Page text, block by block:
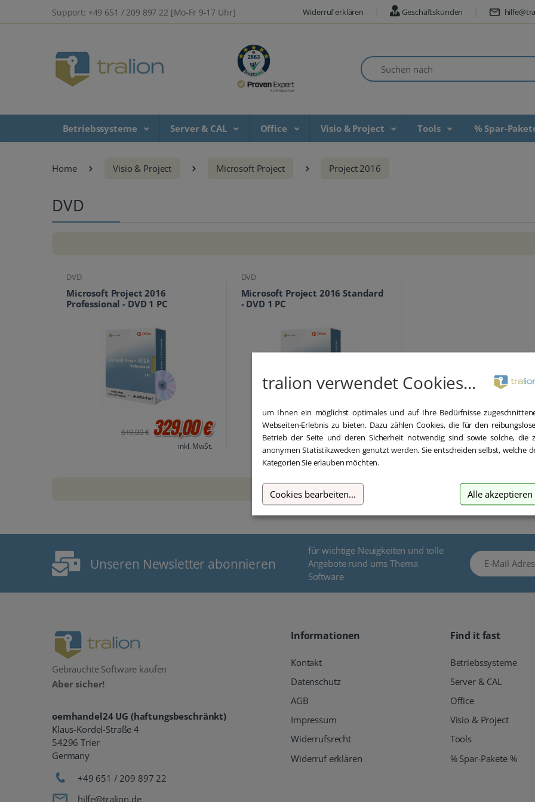
Support: +49 651 / 209 897 22 [Mo-Fr 9-17 Uhr] Widerruf erklären Geschäftskunden
Suchen nach
Betriebssysteme Server & CAL Office Visio & Project Tools % Spar-
Home Visio & Project Microsoft Project Project 2016
DVD
DVD
Microsoft Project 2016
Professional - DVD 1 PC
619,00 € 329,00 €
inkl. MwSt.
DVD
Microsoft Project 2016 Standard
- DVD 1 PC
389,00 € 229,00 €
inkl. MwSt.
Unseren Newsletter abonnieren
für wichtige Neuigkeiten und tolle
Angebote rund ums Thema
Software
E-Mail Adresse
Gebrauchte Software kaufen
Aber sicher!
oemhandel24 UG (haftungsbeschränkt)
Klaus-Kordel-Straße 4
54296 Trier
Germany
+49 651 / 209 897 22
hilfe@tralion.de
Informationen
Kontakt
Datenschutz
AGB
Impressum
Widerrufsrecht
Widerruf erklären
Find it fast
Betriebssysteme
Server & CAL
Office
Visio & Project
Tools
% Spar-Pakete %
tralion verwendet Cookies...
um Ihnen ein möglichst optimales und auf Ihre Bedürfnisse
Webseiten-Erlebnis zu bieten. Dazu zählen Cookies, die für den
Betrieb der Seite und deren Sicherheit notwendig sind sowie solche, die
anonymen Statistikzwecken genutzt werden. Sie entscheiden selbst, welche
Kategorien Sie erlauben möchten.
Cookies bearbeiten... Alle akzeptieren